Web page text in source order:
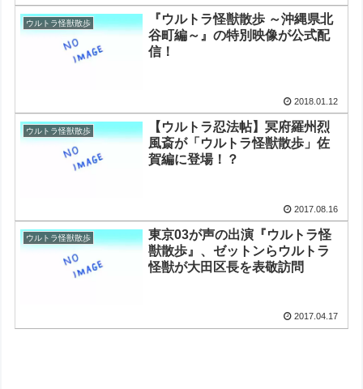
ウルトラ怪獣散歩
『ウルトラ怪獣散歩 ～沖縄県北
谷町編～』の特別映像が公式配
信！
2018.01.12
ウルトラ怪獣散歩
【ウルトラ忍法帖】冥府羅州烈
風斎が「ウルトラ怪獣散歩」佐
賀編に登場！？
2017.08.16
ウルトラ怪獣散歩
東京03が声の出演『ウルトラ怪
獣散歩』、ゼットンらウルトラ
怪獣が大田区長を表敬訪問
2017.04.17